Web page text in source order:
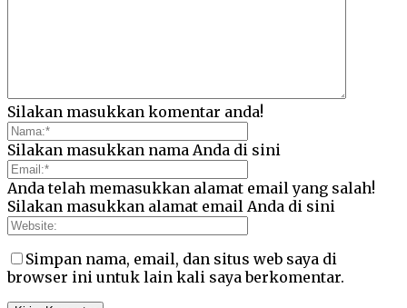
Silakan masukkan komentar anda!
Silakan masukkan nama Anda di sini
Anda telah memasukkan alamat email yang salah!
Silakan masukkan alamat email Anda di sini
Simpan nama, email, dan situs web saya di
browser ini untuk lain kali saya berkomentar.